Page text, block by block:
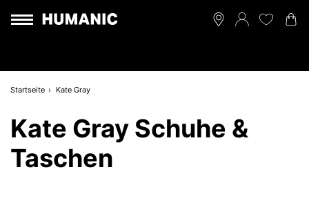
Startseite Kate Gray
Kate Gray Schuhe &
Taschen